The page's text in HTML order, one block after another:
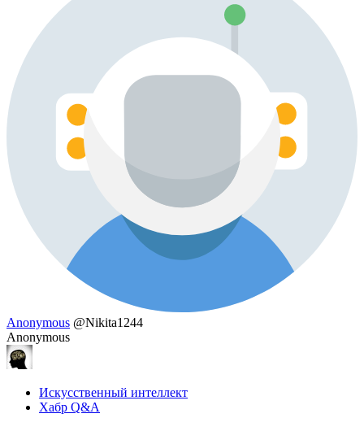
Anonymous @Nikita1244
Anonymous
Искусственный интеллект
Хабр Q&A